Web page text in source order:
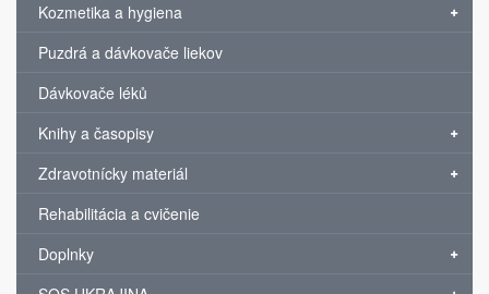
Kozmetika a hygiena
Puzdrá a dávkovače liekov
Dávkovače léků
Knihy a časopisy
Zdravotnícky materiál
Rehabilitácia a cvičenie
Doplnky